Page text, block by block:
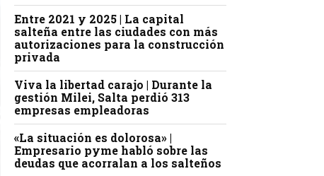
Entre 2021 y 2025 | La capital
salteña entre las ciudades con más
autorizaciones para la construcción
privada
Viva la libertad carajo | Durante la
gestión Milei, Salta perdió 313
empresas empleadoras
«La situación es dolorosa» |
Empresario pyme habló sobre las
deudas que acorralan a los salteños